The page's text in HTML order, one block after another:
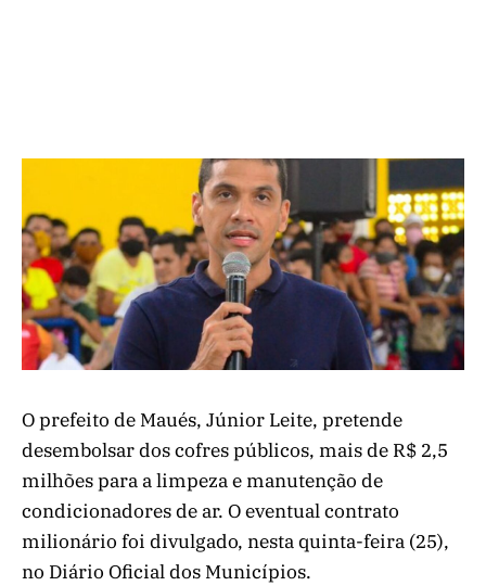
O prefeito de Maués, Júnior Leite, pretende
desembolsar dos cofres públicos, mais de R$ 2,5
milhões para a limpeza e manutenção de
condicionadores de ar. O eventual contrato
milionário foi divulgado, nesta quinta-feira (25),
no Diário Oficial dos Municípios.